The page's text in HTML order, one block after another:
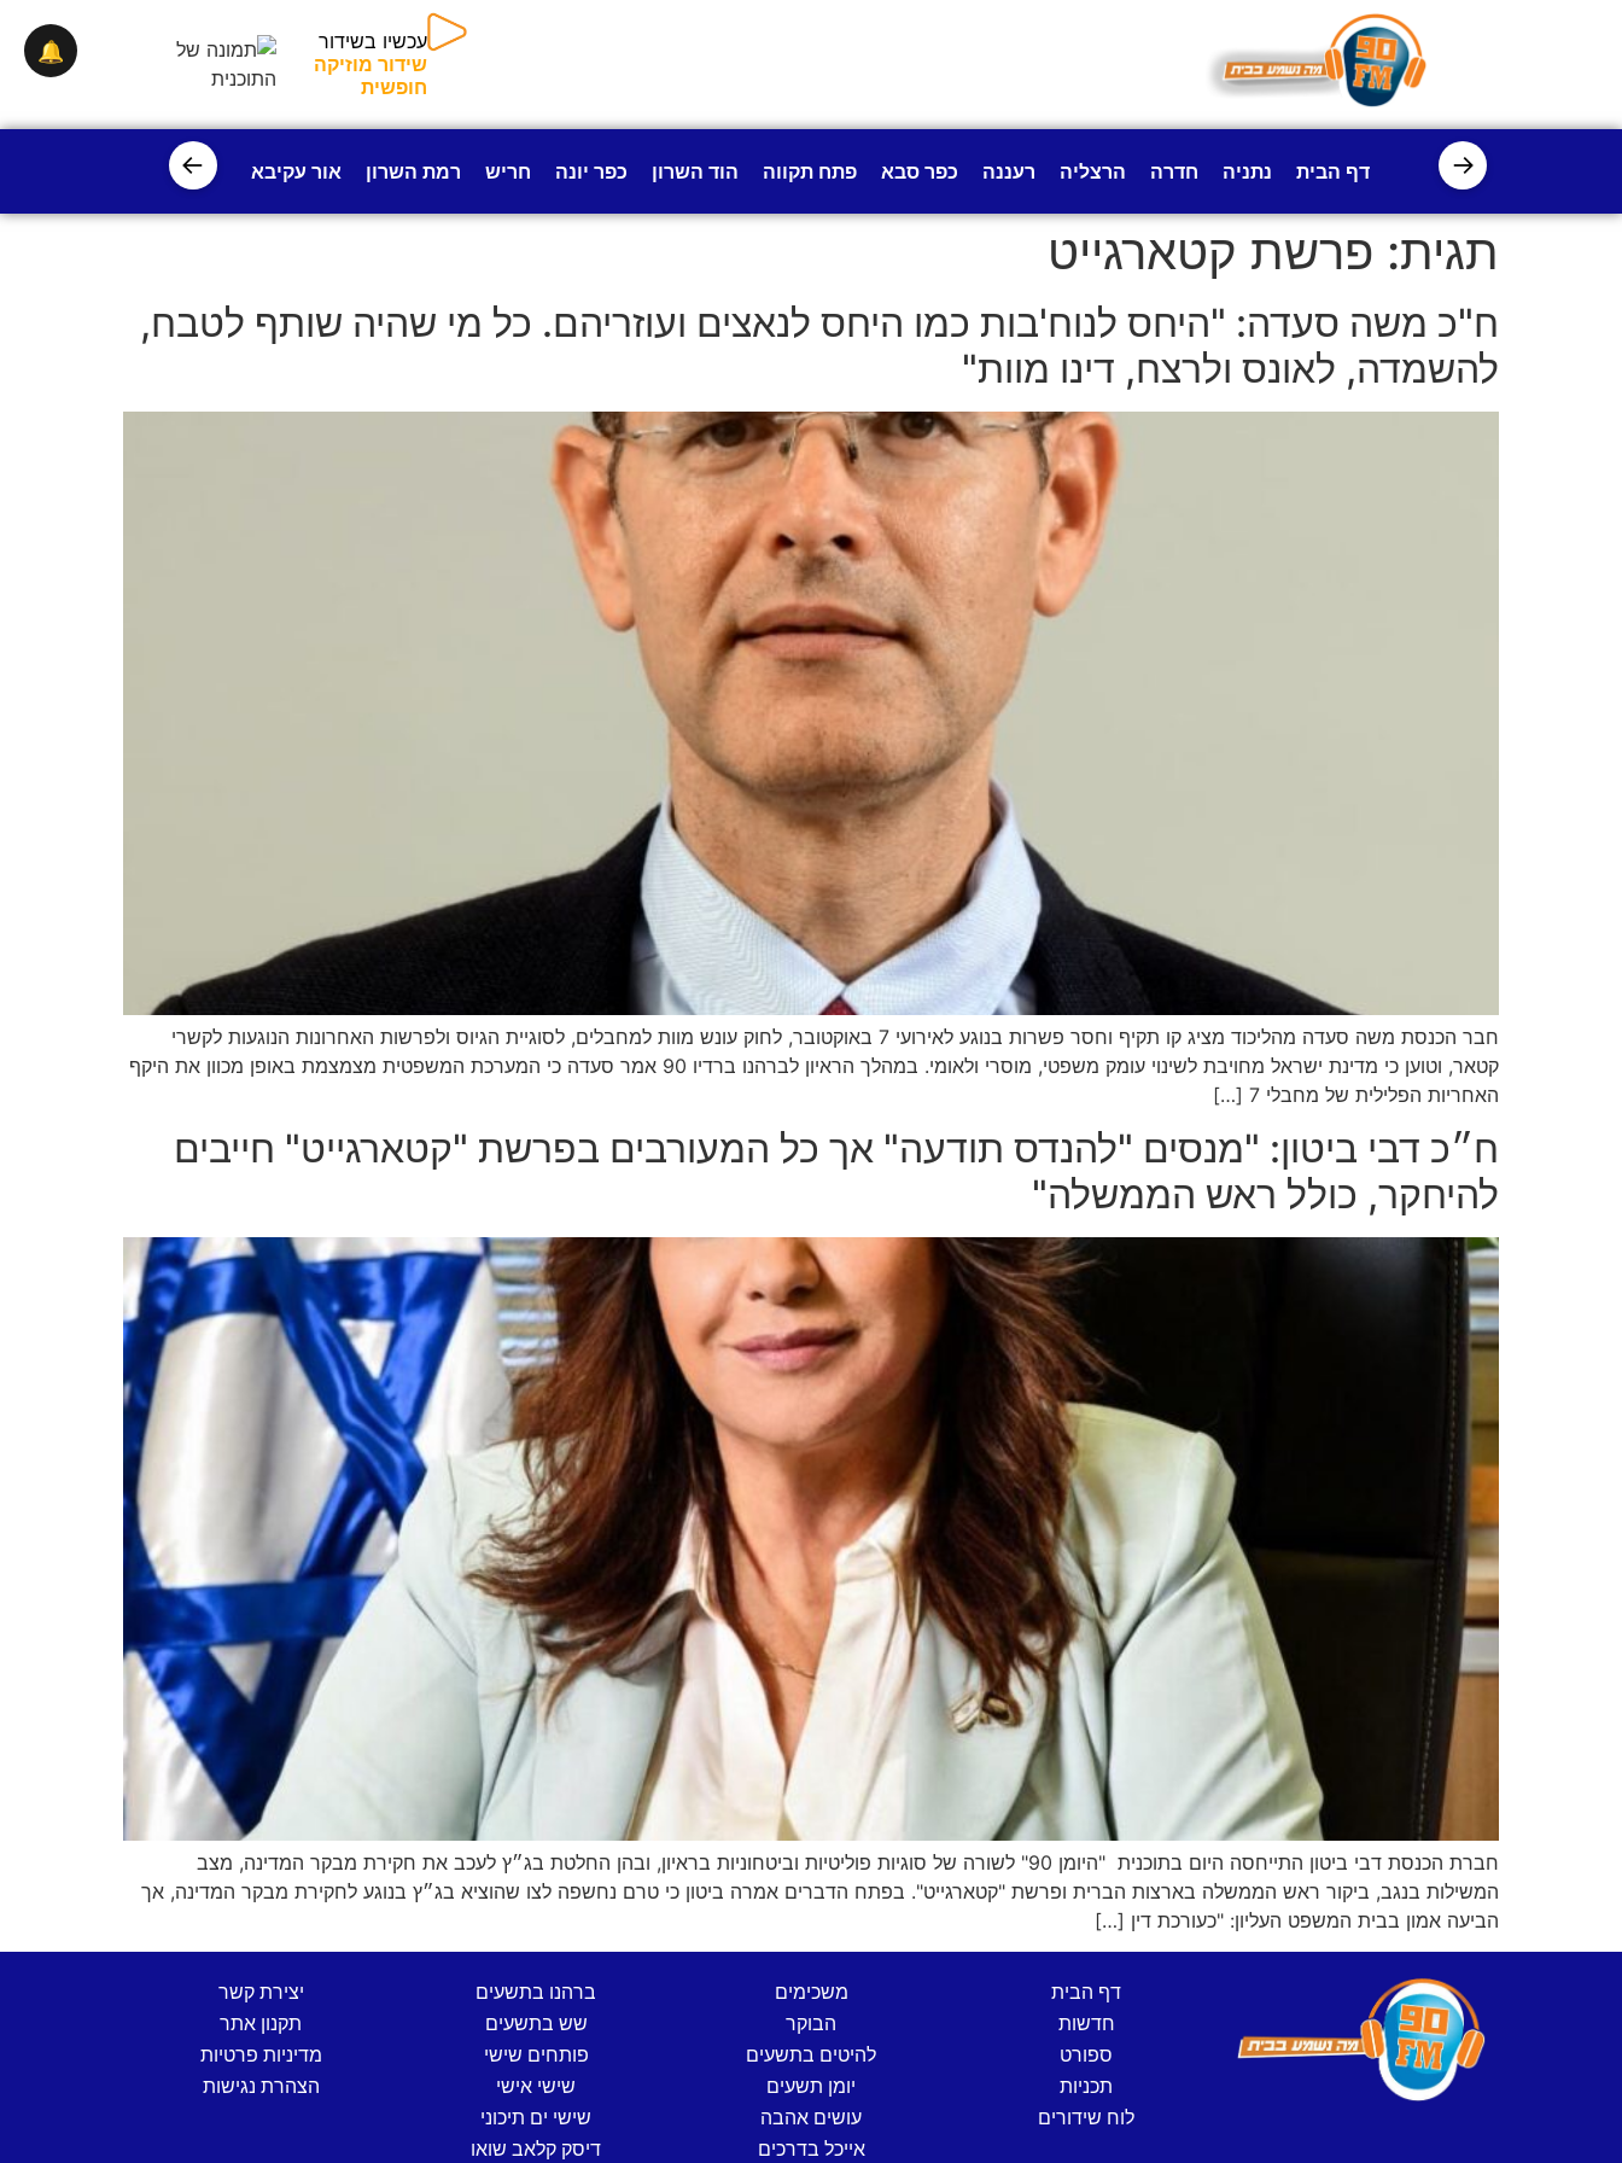
עכשיו בשידור
שידור מוזיקה
חופשית
→ דף הבית נתניה חדרה הרצליה רעננה כפר סבא פתח תקווה הוד השרון כפר יונה חריש רמת השרון אור עקיבא פרדס חנה
←
תגית: פרשת קטארגייט
ח"כ משה סעדה: "היחס לנוח'בות כמו היחס לנאצים ועוזריהם. כל מי שהיה שותף לטבח,
להשמדה, לאונס ולרצח, דינו מוות"
חבר הכנסת משה סעדה מהליכוד מציג קו תקיף וחסר פשרות בנוגע לאירועי 7 באוקטובר, לחוק עונש מוות למחבלים, לסוגיית הגיוס ולפרשות האחרונות הנוגעות לקשרי
קטאר, וטוען כי מדינת ישראל מחויבת לשינוי עומק משפטי, מוסרי ולאומי. במהלך הראיון לברהנו ברדיו 90 אמר סעדה כי המערכת המשפטית מצמצמת באופן מכוון את היקף
האחריות הפלילית של מחבלי 7 […]
ח״כ דבי ביטון: "מנסים "להנדס תודעה" אך כל המעורבים בפרשת "קטארגייט" חייבים
להיחקר, כולל ראש הממשלה"
חברת הכנסת דבי ביטון התייחסה היום בתוכנית "היומן 90" לשורה של סוגיות פוליטיות וביטחוניות בראיון, ובהן החלטת בג״ץ לעכב את חקירת מבקר המדינה, מצב
המשילות בנגב, ביקור ראש הממשלה בארצות הברית ופרשת "קטארגייט". בפתח הדברים אמרה ביטון כי טרם נחשפה לצו שהוציא בג״ץ בנוגע לחקירת מבקר המדינה, אך
הביעה אמון בבית המשפט העליון: "כעורכת דין […]
דף הבית
חדשות
ספורט
תכניות
לוח שידורים
משכימים
הבוקר
להיטים בתשעים
יומן תשעים
עושים אהבה
אייכל בדרכים
ברהנו בתשעים
שש בתשעים
פותחים שישי
שישי אישי
שישי ים תיכוני
דיסק קלאב שואו
יצירת קשר
תקנון אתר
מדיניות פרטיות
הצהרת נגישות
🔔